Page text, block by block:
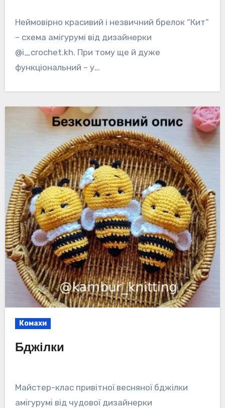
Неймовірно красивий і незвичний брелок “Кит”
– схема амігурумі від дизайнерки
@i_crochet.kh. При тому ще й дуже
функціональний – у…
Комахи
Бджілки
Майстер-клас привітної весняної бджілки
амігурумі від чудової дизайнерки